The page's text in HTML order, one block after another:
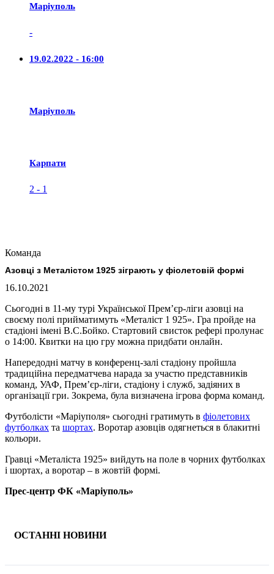
Маріуполь
-
19.02.2022 - 16:00
Маріуполь
Карпати
2 - 1
Команда
Азовці з Металістом 1925 зіграють у фіолетовій формі
16.10.2021
Сьогодні в 11-му турі Української Прем’єр-ліги азовці на
своєму полі прийматимуть «Металіст 1 925». Гра пройде на
стадіоні імені В.С.Бойко. Стартовий свисток рефері пролунає
о 14:00. Квитки на цю гру можна придбати онлайн.
Напередодні матчу в конференц-залі стадіону пройшла
традиційна передматчева нарада за участю представників
команд, УАФ, Прем’єр-ліги, стадіону і служб, задіяних в
організації гри. Зокрема, була визначена ігрова форма команд.
Футболісти «Маріуполя» сьогодні гратимуть в фіолетових
футболках та шортах. Воротар азовців одягнеться в блакитні
кольори.
Гравці «Металіста 1925» вийдуть на поле в чорних футболках
і шортах, а воротар – в жовтій формі.
Прес-центр ФК «Маріуполь»
ОСТАННІ НОВИНИ